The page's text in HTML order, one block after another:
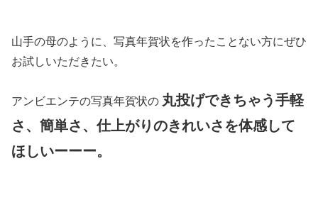
山手の母のように、写真年賀状を作ったことない方にぜひ
お試しいただきたい。
アンビエンテの写真年賀状の 丸投げできちゃう手軽
さ、簡単さ、仕上がりのきれいさを体感して
ほしいーーー。